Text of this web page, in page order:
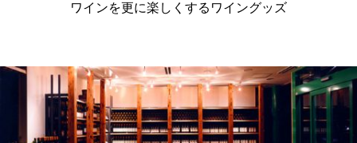
ワインを更に楽しくするワイングッズ